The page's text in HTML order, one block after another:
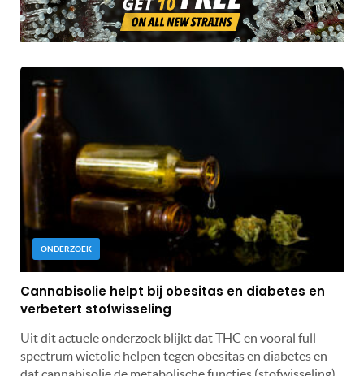
ONDERZOEK
Cannabisolie helpt bij obesitas en diabetes en
verbetert stofwisseling
Uit dit actuele onderzoek blijkt dat THC en vooral full-
spectrum wietolie helpen tegen obesitas en diabetes en